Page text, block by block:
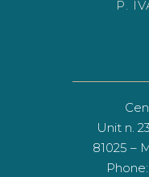
P.
Unit n.
81025 –